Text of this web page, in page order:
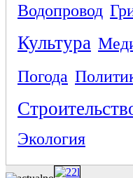
Водопровод
Культура
Погода
Экология